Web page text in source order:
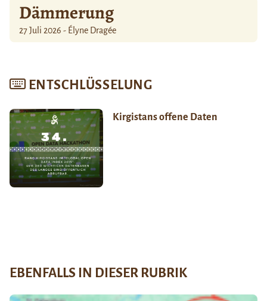
Dämmerung
27 Juli 2026 - Élyne Dragée
ENTSCHLÜSSELUNG
Kirgistans offene Daten
EBENFALLS IN DIESER RUBRIK